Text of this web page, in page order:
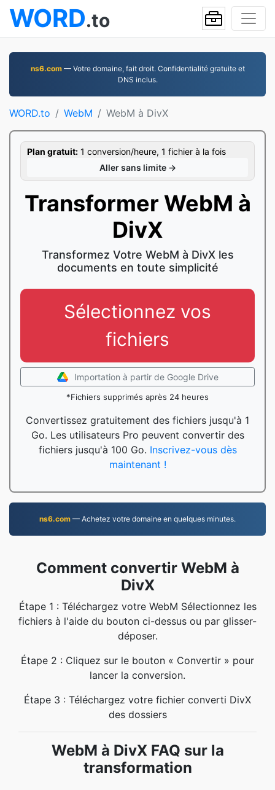
WORD.to
ns6.com— Votre domaine, fait droit. Confidentialité gratuite et
DNS inclus.
WORD.to WebM WebM à DivX
Plan gratuit: 1 conversion/heure, 1 fichier à la fois
Aller sans limite →
Transformer WebM à
DivX
Transformez Votre WebM à DivX les
documents en toute simplicité
Sélectionnez vos
fichiers
Importation à partir de Google Drive
*Fichiers supprimés après 24 heures
Convertissez gratuitement des fichiers jusqu'à 1
Go. Les utilisateurs Pro peuvent convertir des
fichiers jusqu'à 100 Go. Inscrivez-vous dès
maintenant !
ns6.com — Achetez votre domaine en quelques minutes.
Comment convertir WebM à
DivX
Étape 1 : Téléchargez votre WebM Sélectionnez les
fichiers à l'aide du bouton ci-dessus ou par glisser-
déposer.
Étape 2 : Cliquez sur le bouton « Convertir » pour
lancer la conversion.
Étape 3 : Téléchargez votre fichier converti DivX
des dossiers
WebM à DivX FAQ sur la
transformation